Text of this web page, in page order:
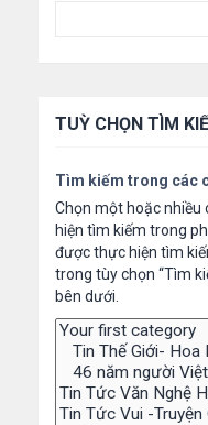
TUỲ CHỌN TÌM
Tìm kiếm trong các
Chọn một hoặc
hiện tìm kiếm trong
được thực hiện tìm
trong tùy chọn “Tìm
bên dưới.